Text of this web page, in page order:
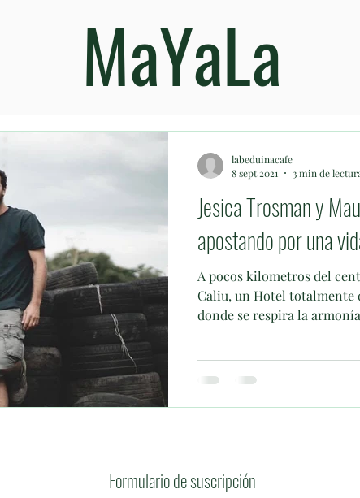
MaYaLa
Jesica Trosman y
apostando por una
A pocos kilometros del
Caliu, un Hotel totalmente
donde se respira la
labeduinacafe
8 sept 2021
3 min de
Formulario de suscripción